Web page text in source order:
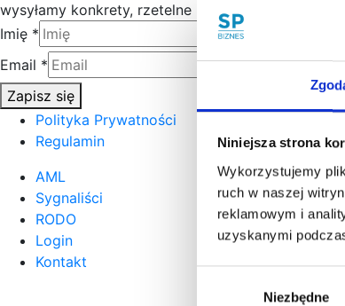
Niniejsza strona
Wykorzystujemy
ruch w naszej
reklamowym i
uzyskanymi
Niezbędne
wysyłamy konkrety, rzetelne informacje
Imię *
Email *
Zapisz się
Polityka Prywatności
Regulamin
AML
Sygnaliści
RODO
Login
Kontakt